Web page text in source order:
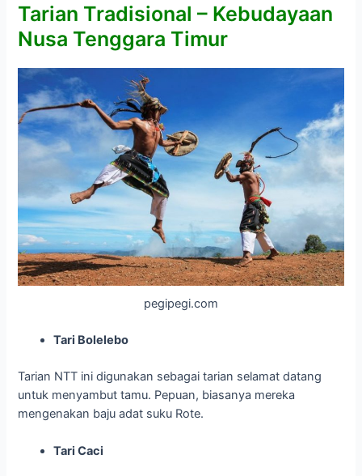
Tarian Tradisional – Kebudayaan
Nusa Tenggara Timur
pegipegi.com
Tari Bolelebo
Tarian NTT ini digunakan sebagai tarian selamat datang
untuk menyambut tamu. Pepuan, biasanya mereka
mengenakan baju adat suku Rote.
Tari Caci